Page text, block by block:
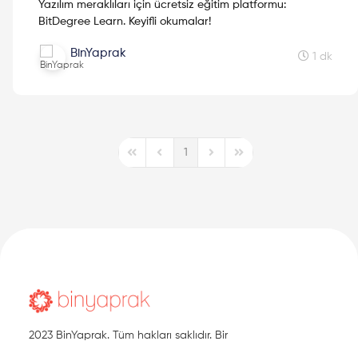
Yazılım meraklıları için ücretsiz eğitim platformu:
BitDegree Learn. Keyifli okumalar!
BinYaprak 1 dk
First PagePrevious Page
1
Next PageLast Page
2023 BinYaprak. Tüm hakları saklıdır. Bir